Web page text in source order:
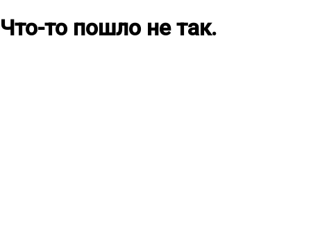
Что-то пошло не так.